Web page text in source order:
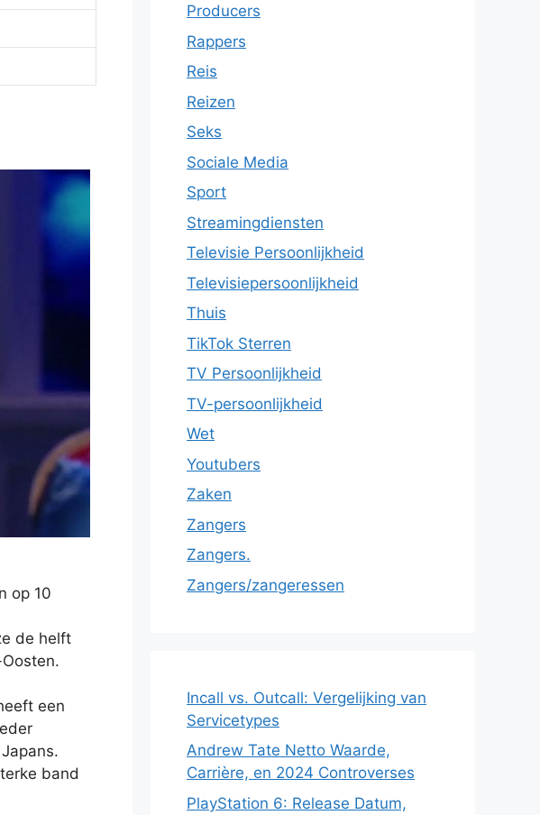
op 10
de helft
een
band
Producers
Rappers
Reis
Reizen
Seks
Sociale Media
Sport
Streamingdiensten
Televisie Persoonlijkheid
Televisiepersoonlijkheid
Thuis
TikTok Sterren
TV Persoonlijkheid
TV-persoonlijkheid
Wet
Youtubers
Zaken
Zangers
Zangers.
Zangers/zangeressen
Incall vs. Outcall: Vergelijking van
Servicetypes
Andrew Tate Netto Waarde,
Carrière, en 2024 Controverses
PlayStation 6: Release Datum,